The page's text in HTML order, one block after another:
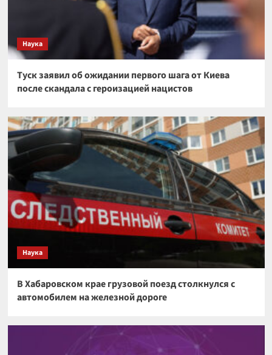
Наука
Туск заявил об ожидании первого шага от Киева
после скандала с героизацией нацистов
Наука
В Хабаровском крае грузовой поезд столкнулся с
автомобилем на железной дороге